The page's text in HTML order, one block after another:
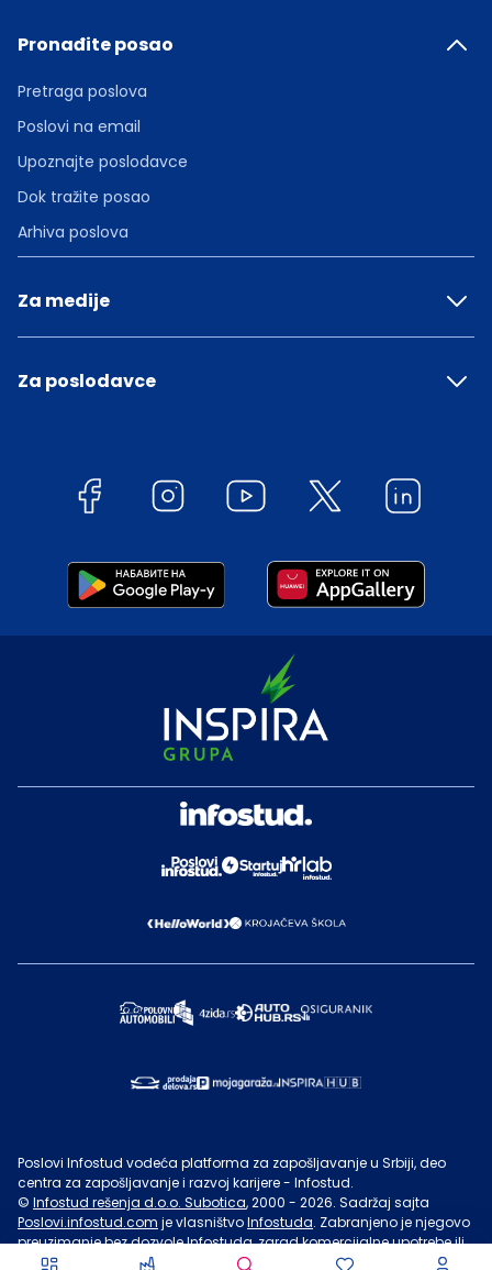
Pronađite posao
Pretraga poslova
Poslovi na email
Upoznajte poslodavce
Dok tražite posao
Arhiva poslova
Za medije
Za poslodavce
Poslovi Infostud vodeća platforma za zapošljavanje u Srbiji, deo
centra za zapošljavanje i razvoj karijere - Infostud.
© Infostud rešenja d.o.o. Subotica, 2000 - 2026. Sadržaj sajta
Poslovi.infostud.com je vlasništvoInfostuda. Zabranjeno je njegovo
preuzimanje bez dozvoleInfostuda, zarad komercijalne upotrebe ili
u druge svrhe, osim za lične potrebe posetilaca sajta.